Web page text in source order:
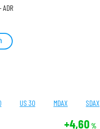
US 30 MDAX SDAX
+4,60 %